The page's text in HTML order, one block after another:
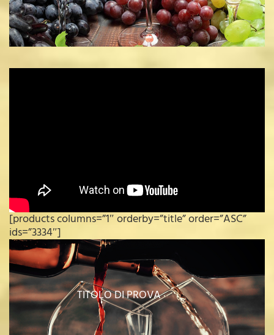
[products columns=”1″ orderby=”title” order=”ASC”
ids=”3334″]
TITOLO DI PROVA